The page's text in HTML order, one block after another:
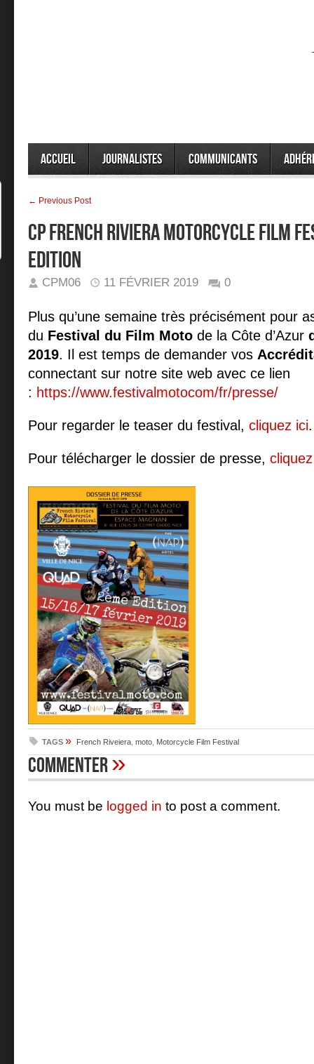
Accueil Journalistes Communicants
← Previous Post
CP French Riviera Motorcycle Film
EDITION
CPM06 11 FÉVRIER 2019 0
Plus qu’une semaine très précisément pour
du Festival du Film Moto de la Côte d’Azur
2019. Il est temps de demander vos
connectant sur notre site web avec ce lien
: https://www.festivalmotocom/fr/presse/
Pour regarder le teaser du festival, cliquez ici.
Pour télécharger le dossier de presse,
TAGS » French Riveiera moto Motorcycle Film Festival
Commenter»
You must be logged in to post a comment.